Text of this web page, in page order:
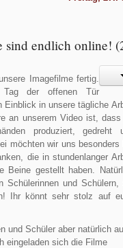
sind endlich online!
Imagefilme fertig.
der offenen Tür
Einblick in unsere tägliche
an unserem Video ist,
produziert, gedreht
möchten wir uns besonders
die in stundenlanger
Beine gestellt haben.
Schülerinnen und Schülern,
Ihr könnt sehr stolz auf
und Schüler aber natürlich
eingeladen sich die Filme